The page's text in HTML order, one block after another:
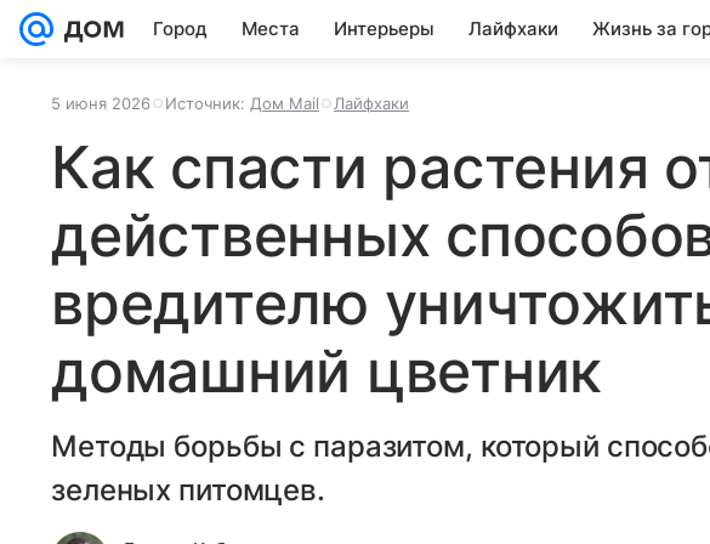
Город Места Интерьеры Лайфхаки Жизнь за
5 июня 2026 Источник: Дом Mail Лайфхаки
Как спасти растения
действенных
вредителю
домашний цветник
Методы борьбы с паразитом, который
зеленых питомцев.